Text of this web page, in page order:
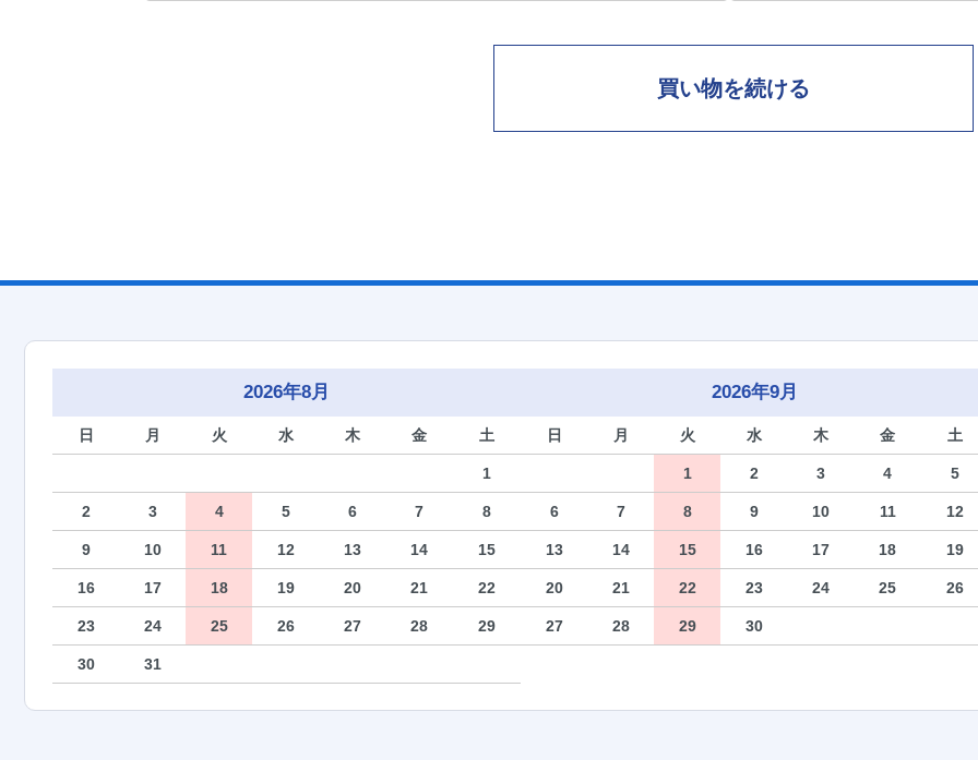
買い物を続ける
2026年8月
日 月 火 水 木 金 土
1
2 3 4 5 6 7 8
9 10 11 12 13 14 15
16 17 18 19 20 21 22
23 24 25 26 27 28 29
30 31
2026年9月
日 月 火 水 木 金 土
1 2 3 4 5
6 7 8 9 10 11 12
13 14 15 16 17 18 19
20 21 22 23 24 25 26
27 28 29 30